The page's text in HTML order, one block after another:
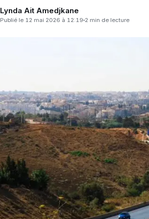
Lynda Ait Amedjkane
Publié le 12 mai 2026 à 12:19 2 min de lecture